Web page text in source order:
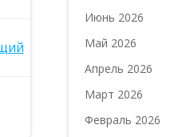
Июнь 2026
Май 2026
Апрель 2026
Март 2026
Февраль 2026